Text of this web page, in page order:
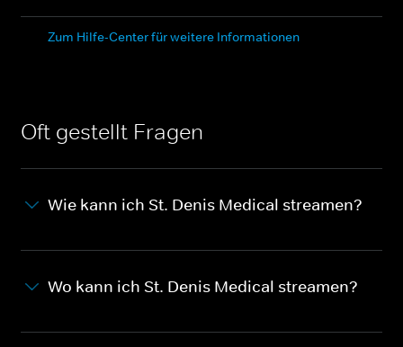
Zum Hilfe-Center für weitere Informationen
Oft gestellt Fragen
Wie kann ich St. Denis Medical streamen?
Wo kann ich St. Denis Medical streamen?